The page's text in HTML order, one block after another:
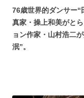
76歳世界的ダンサー“
真家・操上和美がと
ョン作家・山村浩二
泯”。